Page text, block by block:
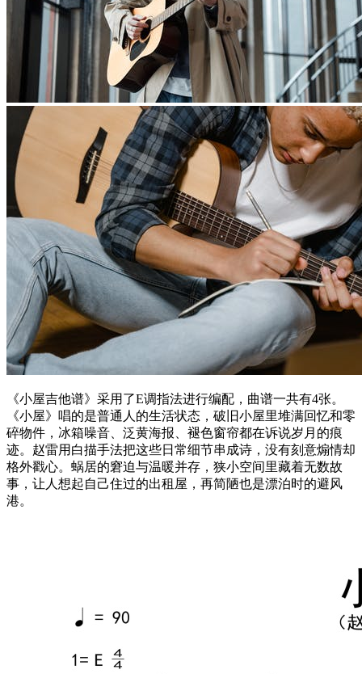
《小屋吉他谱》采用了E调指法进行编配，曲谱一共有4张。
《小屋》唱的是普通人的生活状态，破旧小屋里堆满回忆和零
碎物件，冰箱噪音、泛黄海报、褪色窗帘都在诉说岁月的痕
迹。赵雷用白描手法把这些日常细节串成诗，没有刻意煽情却
格外戳心。蜗居的窘迫与温暖并存，狭小空间里藏着无数故
事，让人想起自己住过的出租屋，再简陋也是漂泊时的避风
港。